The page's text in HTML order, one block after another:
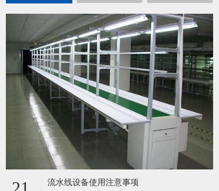
流水线设备使用注意事项